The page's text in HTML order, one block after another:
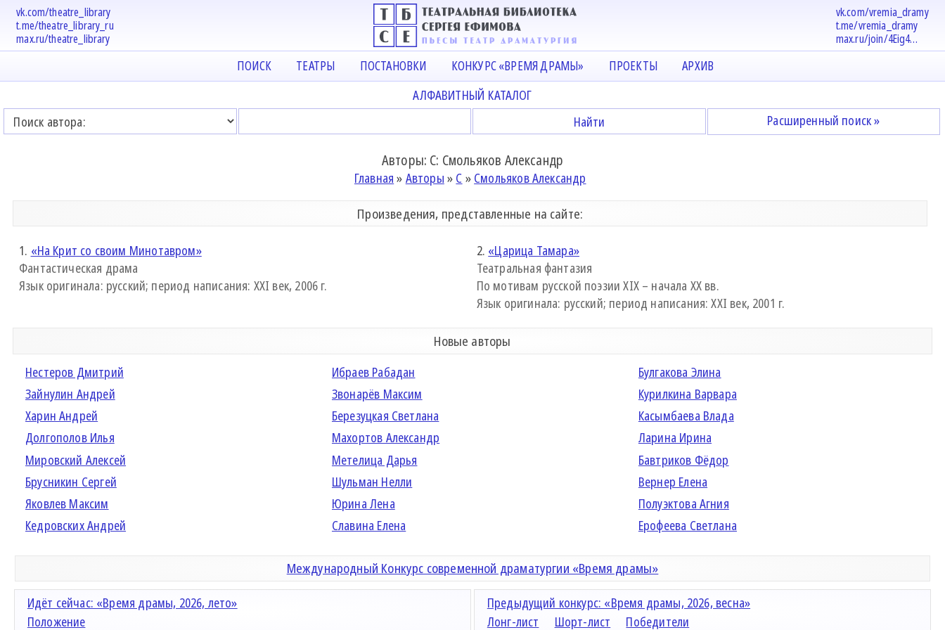
vk.com/theatre_library
t.me/theatre_library_ru
max.ru/theatre_library
vk.com/vremia_dramy
t.me/vremia_dramy
max.ru/join/4Eig4…
ПОИСК ТЕАТРЫ ПОСТАНОВКИ КОНКУРС «ВРЕМЯ ДРАМЫ» ПРОЕКТЫ АРХИВ
АЛФАВИТНЫЙ КАТАЛОГ
Расширенный поиск »
Авторы: С: Смольяков Александр
Главная » Авторы » С » Смольяков Александр
Произведения, представленные на сайте:
1. «На Крит со своим Минотавром»
Фантастическая драма
Язык оригинала: русский; период написания: XXI век, 2006 г.
2. «Царица Тамара»
Театральная фантазия
По мотивам русской поэзии XIX – начала ХХ вв.
Язык оригинала: русский; период написания: XXI век, 2001 г.
Новые авторы
Нестеров Дмитрий Ибраев Рабадан
Булгакова Элина
Зайнулин Андрей
Звонарёв Максим
Курилкина Варвара
Харин Андрей
Березуцкая Светлана
Касымбаева Влада
Долгополов Илья
Махортов Александр
Ларина Ирина
Мировский Алексей
Метелица Дарья
Бавтриков Фёдор
Брусникин Сергей
Шульман Нелли
Вернер Елена
Яковлев Максим
Юрина Лена
Полуэктова Агния
Кедровских Андрей
Славина Елена Ерофеева Светлана
Международный Конкурс современной драматургии «Время драмы»
Идёт сейчас: «Время драмы, 2026, лето»
Положение
Предыдущий конкурс: «Время драмы, 2026, весна»
Лонг-лист
Шорт-лист Победители